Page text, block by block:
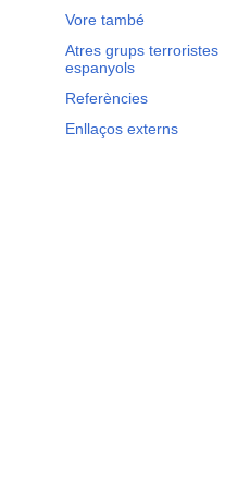
Vore també
Atres grups terroristes
espanyols
Referències
Enllaços externs